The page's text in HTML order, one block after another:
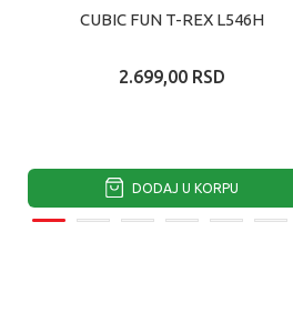
CUBIC FUN T-REX L546H
2.699,00 RSD
DODAJ U KORPU